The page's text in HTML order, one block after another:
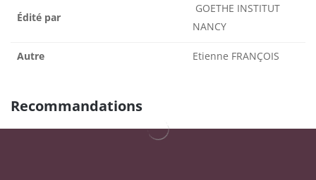
Édité par
GOETHE INSTITUT
NANCY
Autre Etienne FRANÇOIS
Recommandations